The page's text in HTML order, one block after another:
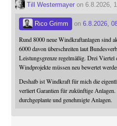
Till Westermayeron 6.8.2026,
Rico Grimm on 6.8.2026,
Rund 8000 neue Windkraftanlagen sind
6000 davon überschreiten laut
Leistungsgrenze regelmäßig. Drei Viertel
Windprojekte müssen neu bewertet
Deshalb ist Windkraft für mich die
verliert Garantien für zukünftige
durchgeplante und genehmigte Anlagen.